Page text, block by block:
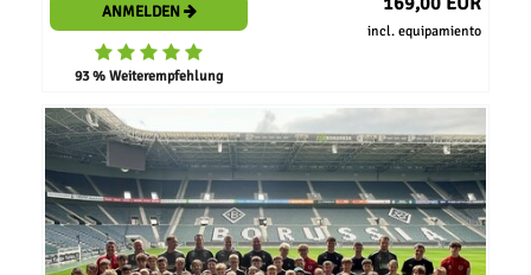
ANMELDEN
93 % Weiterempfehlung
incl. equipamiento